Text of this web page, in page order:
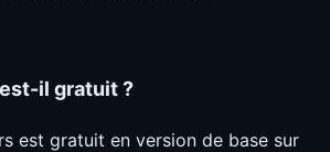
il gratuit ?
est gratuit en version de base sur